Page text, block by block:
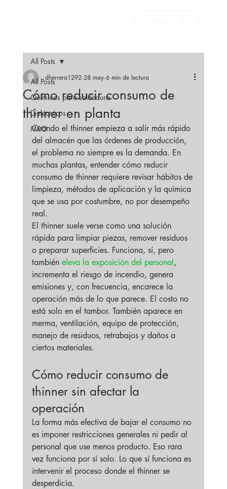
CONTACTO
All Posts
Químicos para soldadura
Dieléctricos
MRO
All Posts
Cómo reducir consumo de
thinner en planta
dherrera1292 28 may 6 min de lectura
Cuando el thinner empieza a salir más rápido
del almacén que las órdenes de producción,
el problema no siempre es la demanda. En
muchas plantas, entender cómo reducir
consumo de thinner requiere revisar hábitos de
limpieza, métodos de aplicación y la química
que se usa por costumbre, no por desempeño
real.
El thinner suele verse como una solución
rápida para limpiar piezas, remover residuos
o preparar superficies. Funciona, sí, pero
también eleva la exposición del personal,
incrementa el riesgo de incendio, genera
emisiones y, con frecuencia, encarece la
operación más de lo que parece. El costo no
está solo en el tambor. También aparece en
merma, ventilación, equipo de protección,
manejo de residuos, retrabajos y daños a
ciertos materiales.
Cómo reducir consumo de
thinner sin afectar la
operación
La forma más efectiva de bajar el consumo no
es imponer restricciones generales ni pedir al
personal que use menos producto. Eso rara
vez funciona por sí solo. Lo que sí funciona es
intervenir el proceso donde el thinner se
desperdicia.